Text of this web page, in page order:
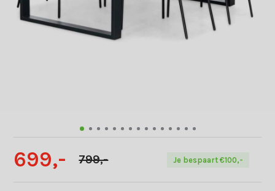
699,- 799,- Je bespaart €100,-